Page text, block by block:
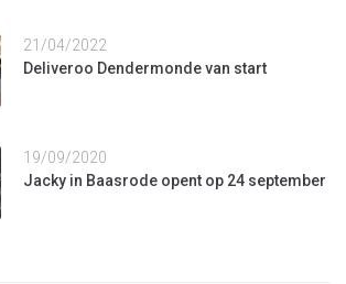
21/04/2022
Deliveroo Dendermonde van start
19/09/2020
Jacky in Baasrode opent op 24 september